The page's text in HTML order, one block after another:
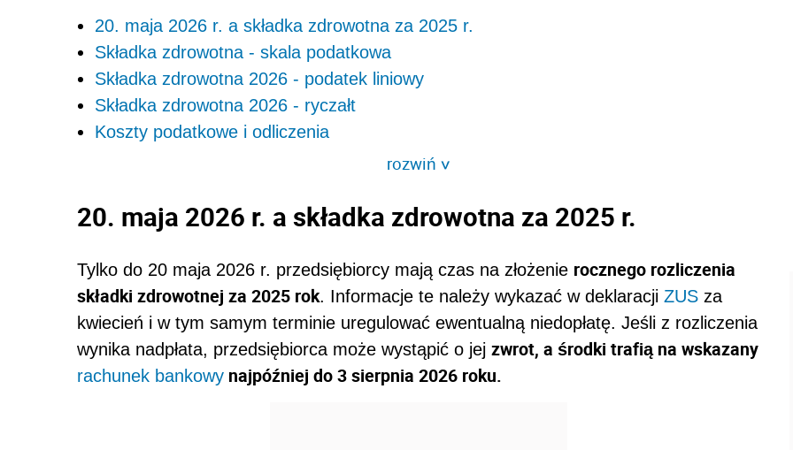
20. maja 2026 r. a składka zdrowotna za 2025 r.
Składka zdrowotna - skala podatkowa
Składka zdrowotna 2026 - podatek liniowy
Składka zdrowotna 2026 - ryczałt
Koszty podatkowe i odliczenia
rozwiń>
20. maja 2026 r. a składka zdrowotna za 2025 r.
Tylko do 20 maja 2026 r. przedsiębiorcy mają czas na złożenie rocznego rozliczenia
składki zdrowotnej za 2025 rok. Informacje te należy wykazać w deklaracji ZUS za
kwiecień i w tym samym terminie uregulować ewentualną niedopłatę. Jeśli z rozliczenia
wynika nadpłata, przedsiębiorca może wystąpić o jej zwrot, a środki trafią na wskazany
rachunek bankowy najpóźniej do 3 sierpnia 2026 roku.